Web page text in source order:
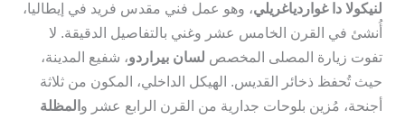
لنيكولا دا غواردياغريلي، وهو عمل فني مقدس فريد في إيطاليا،
أُنشئ في القرن الخامس عشر وغني بالتفاصيل الدقيقة. لا
تفوت زيارة المصلى المخصص لسان بيراردو، شفيع المدينة،
حيث تُحفظ ذخائر القديس. الهيكل الداخلي، المكون من ثلاثة
أجنحة، مُزين بلوحات جدارية من القرن الرابع عشر و المظلة